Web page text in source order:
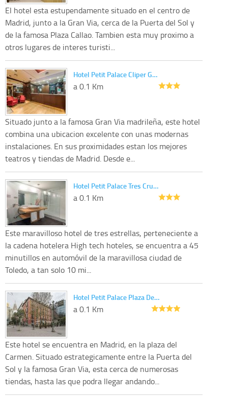
El hotel esta estupendamente situado en el centro de
Madrid, junto a la Gran Via, cerca de la Puerta del Sol y
de la famosa Plaza Callao. Tambien esta muy proximo a
otros lugares de interes turisti...
Hotel Petit Palace Cliper G…
a 0.1 Km
Situado junto a la famosa Gran Via madrileña, este hotel
combina una ubicacion excelente con unas modernas
instalaciones. En sus proximidades estan los mejores
teatros y tiendas de Madrid. Desde e...
Hotel Petit Palace Tres Cru…
a 0.1 Km
Este maravilloso hotel de tres estrellas, perteneciente a
la cadena hotelera High tech hoteles, se encuentra a 45
minutillos en automóvil de la maravillosa ciudad de
Toledo, a tan solo 10 mi...
Hotel Petit Palace Plaza De…
a 0.1 Km
Este hotel se encuentra en Madrid, en la plaza del
Carmen. Situado estrategicamente entre la Puerta del
Sol y la famosa Gran Via, esta cerca de numerosas
tiendas, hasta las que podra llegar andando...